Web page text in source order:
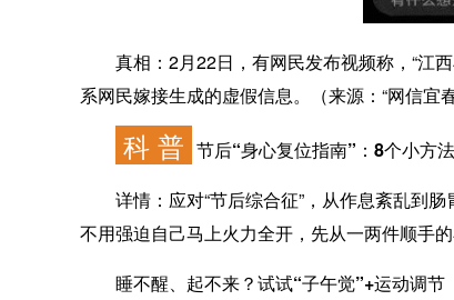
真相： 2月22日，有网民发布视频称，“江
系网民嫁接生成的虚假信息。（来源：“网信宜
科 普 节后“身心复位指南”：8个小方
详情： 应对“节后综合征”，从作息紊乱到
不用强迫自己马上火力全开，先从一两件顺手
睡不醒、起不来？试试“子午觉”+运动调节